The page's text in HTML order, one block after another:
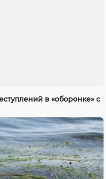
в «оборонке» с